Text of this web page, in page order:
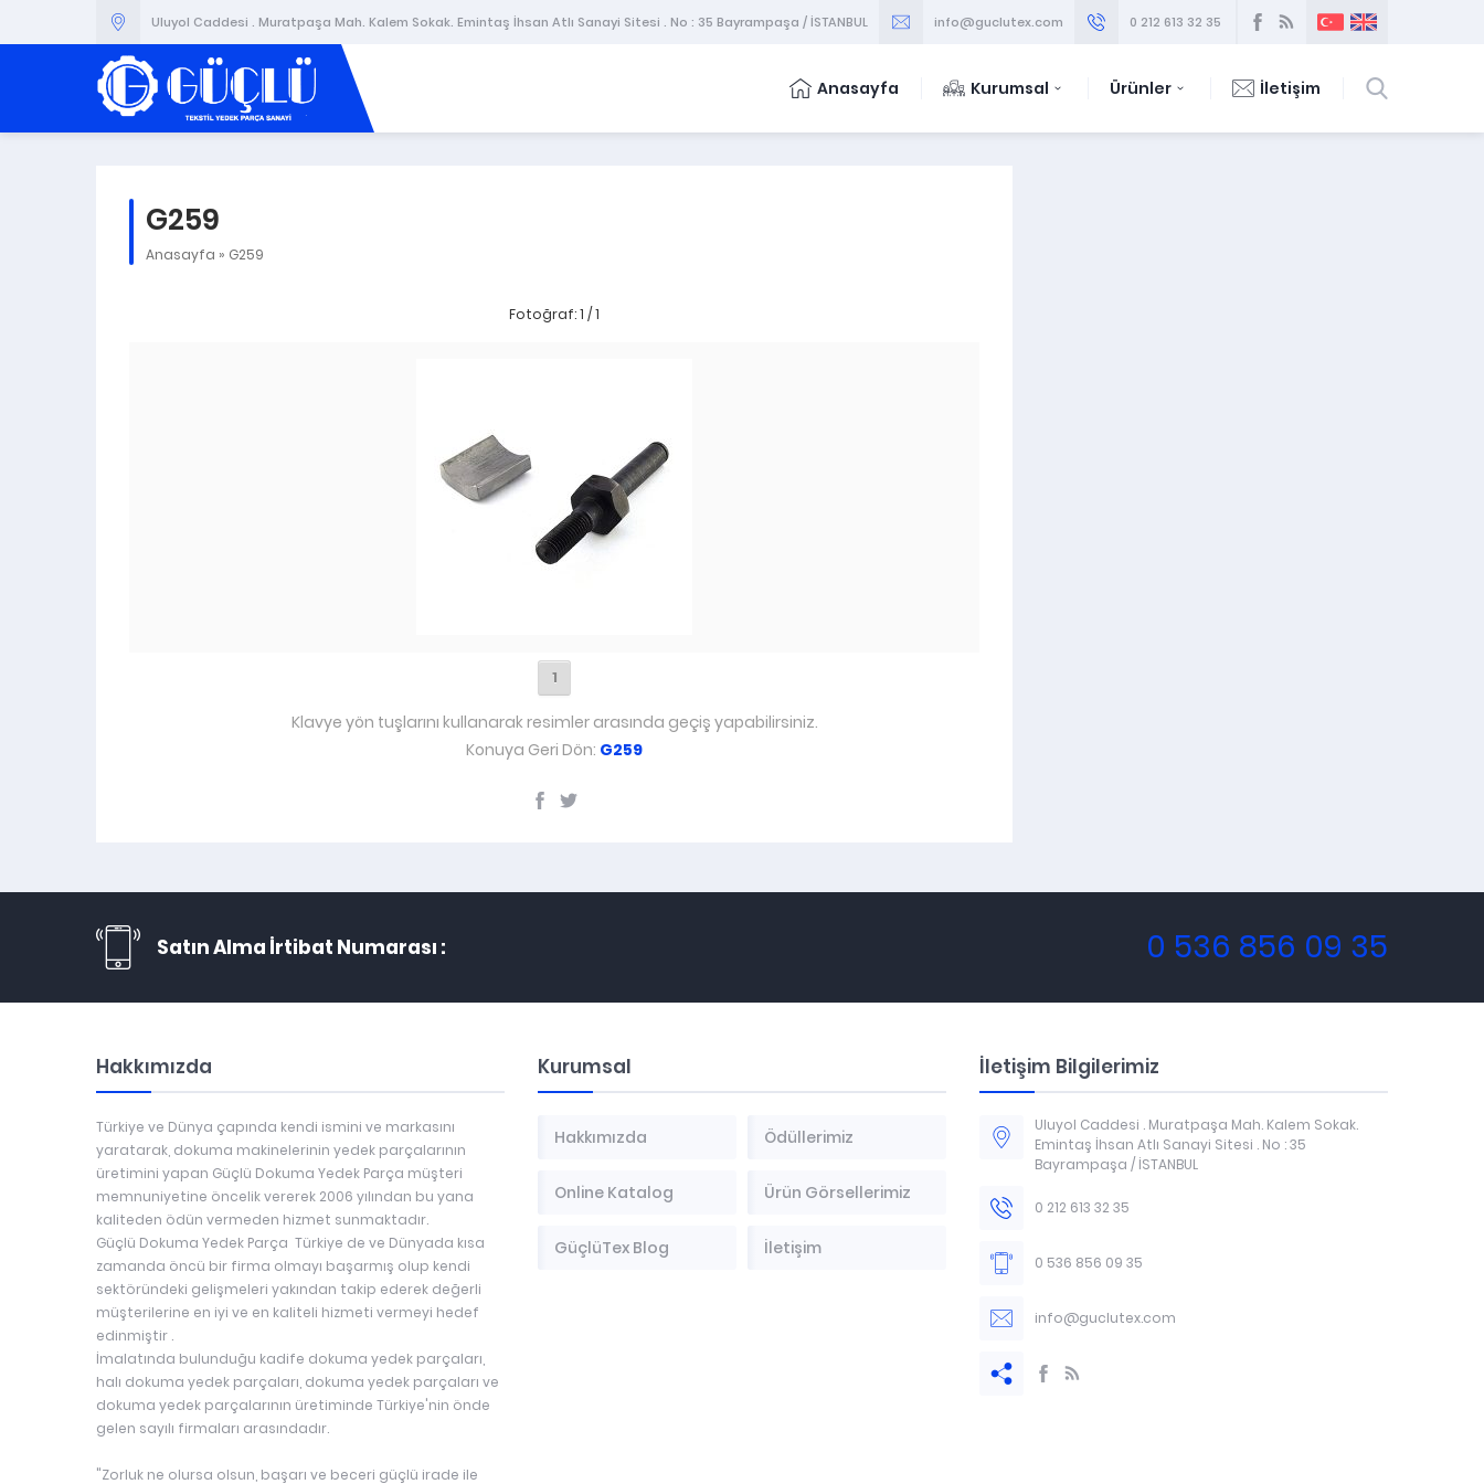
Uluyol Caddesi . Muratpaşa Mah. Kalem Sokak. Emintaş İhsan Atlı Sanayi Sitesi . No : 35 Bayrampaşa / İSTANBUL info@guclutex.com 0 212 613 32 35
Anasayfa Kurumsal Ürünler İletişim
G259
Anasayfa » G259
Fotoğraf: 1 / 1
1
Klavye yön tuşlarını kullanarak resimler arasında geçiş yapabilirsiniz.
Konuya Geri Dön: G259
Satın Alma İrtibat Numarası : 0 536 856 09 35
Hakkımızda
Türkiye ve Dünya çapında kendi ismini ve markasını
yaratarak, dokuma makinelerinin yedek parçalarının
üretimini yapan Güçlü Dokuma Yedek Parça müşteri
memnuniyetine öncelik vererek 2006 yılından bu yana
kaliteden ödün vermeden hizmet sunmaktadır.
Güçlü Dokuma Yedek Parça Türkiye de ve Dünyada kısa
zamanda öncü bir firma olmayı başarmış olup kendi
sektöründeki gelişmeleri yakından takip ederek değerli
müşterilerine en iyi ve en kaliteli hizmeti vermeyi hedef
edinmiştir .
İmalatında bulunduğu kadife dokuma yedek parçaları,
halı dokuma yedek parçaları, dokuma yedek parçaları ve
dokuma yedek parçalarının üretiminde Türkiye'nin önde
gelen sayılı firmaları arasındadır.
"Zorluk ne olursa olsun, başarı ve beceri güçlü irade ile
Kurumsal
Hakkımızda Ödüllerimiz
Online Katalog Ürün Görsellerimiz
GüçlüTex Blog İletişim
İletişim Bilgilerimiz
Uluyol Caddesi . Muratpaşa Mah. Kalem Sokak.
Emintaş İhsan Atlı Sanayi Sitesi . No : 35
Bayrampaşa / İSTANBUL
0 212 613 32 35
0 536 856 09 35
info@guclutex.com